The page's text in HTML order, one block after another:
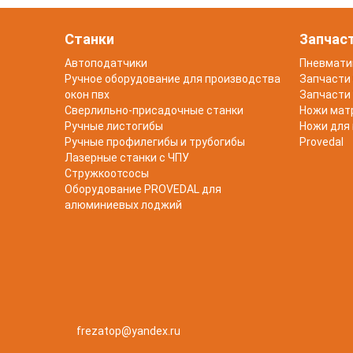
Станки
Автоподатчики
Ручное оборудование для производства
окон пвх
Сверлильно-присадочные станки
Ручные листогибы
Ручные профилегибы и трубогибы
Лазерные станки с ЧПУ
Стружкоотсосы
Оборудование PROVEDAL для
алюминиевых лоджий
Запчасти
Запчасти
Ножи
Ножи для
Provedal
frezatop@yandex.ru